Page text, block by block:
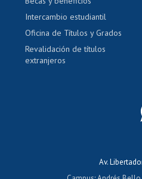
Intercambio estudiantil
Oficina de Títulos y Grados
Revalidación de títulos
extranjeros
Av.